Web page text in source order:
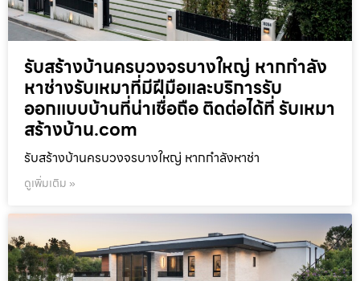
รับสร้างบ้านครบวงจรบางใหญ่ หากกำลัง
หาช่างรับเหมาที่มีฝีมือและบริการรับ
ออกแบบบ้านที่น่าเชื่อถือ ติดต่อได้ที่ รับเหมา
สร้างบ้าน.com
รับสร้างบ้านครบวงจรบางใหญ่ หากกำลังหาช่า
ดูเพิ่มเติม »